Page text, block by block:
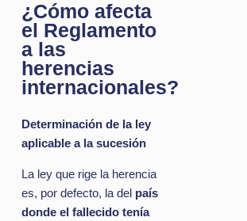
¿Cómo afecta
el Reglamento
a las
herencias
internacionales?
Determinación de la ley
aplicable a la sucesión
La ley que rige la herencia
es, por defecto, la del país
donde el fallecido tenía